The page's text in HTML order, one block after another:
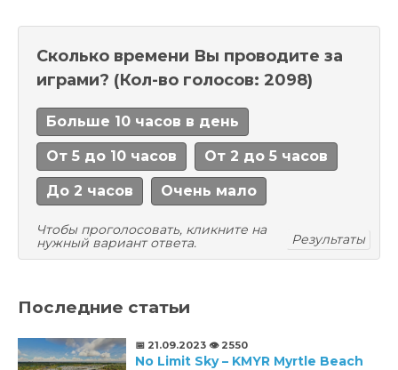
Сколько времени Вы проводите за
играми? (Кол-во голосов: 2098)
Больше 10 часов в день
От 5 до 10 часов От 2 до 5 часов
До 2 часов Очень мало
Чтобы проголосовать, кликните на
нужный вариант ответа.
Результаты
Последние статьи
📅 21.09.2023 👁️ 2550
No Limit Sky – KMYR Myrtle Beach